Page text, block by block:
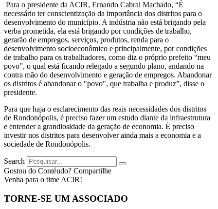
Para o presidente da ACIR, Ernando Cabral Machado, “É
necessário ter conscientização da importância dos distritos para o
desenvolvimento do município. A indústria não está brigando pela
verba prometida, ela está brigando por condições de trabalho,
gerarão de empregos, serviços, produtos, renda para o
desenvolvimento socioeconômico e principalmente, por condições
de trabalho para os trabalhadores, como diz o próprio prefeito “meu
povo”, o qual está ficando relegado a segundo plano, andando na
contra mão do desenvolvimento e geração de empregos. Abandonar
os distritos é abandonar o "povo", que trabalha e produz”, disse o
presidente.
Para que haja o esclarecimento das reais necessidades dos distritos
de Rondonópolis, é preciso fazer um estudo diante da infraestrutura
e entender a grandiosidade da geração de economia. É preciso
investir nos distritos para desenvolver ainda mais a economia e a
sociedade de Rondonópolis.
Search
Gostou do Contéudo? Compartilhe
Venha para o time ACIR!
TORNE-SE UM ASSOCIADO